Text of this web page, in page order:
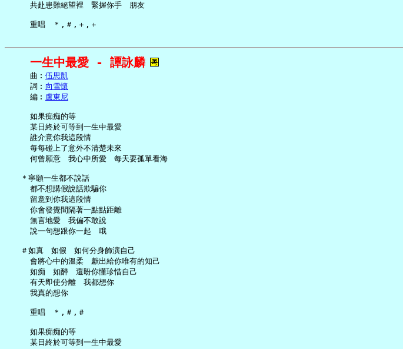
     共赴患難絕望裡　緊握你手　朋友
一生中最愛 - 譚詠麟
     曲︰
伍思凱
     詞︰
向雪懷
     編︰
盧東尼
     如果痴痴的等
     某日終於可等到一生中最愛
     誰介意你我這段情
     每每碰上了意外不清楚未來
     何曾願意　我心中所愛　每天要孤單看海
   ＊寧願一生都不說話
     都不想講假說話欺騙你
     留意到你我這段情
     你會發覺間隔著一點點距離
     無言地愛　我偏不敢說
     說一句想跟你一起　哦
   ＃如真　如假　如何分身飾演自己
     會將心中的溫柔　獻出給你唯有的知己
     如痴　如醉　還盼你懂珍惜自己
     有天即使分離　我都想你
     我真的想你
     重唱　＊,＃,＃
     如果痴痴的等